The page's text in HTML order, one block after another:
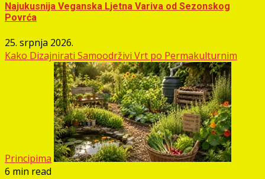
Najukusnija Veganska Ljetna Variva od Sezonskog
Povrća
25. srpnja 2026.
Kako Dizajnirati Samoodrživi Vrt po Permakulturnim
Principima
6 min read